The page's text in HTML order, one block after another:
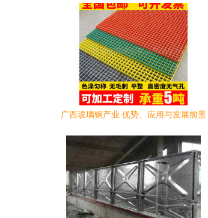
广西玻璃钢产业 优势、应用与发展前景